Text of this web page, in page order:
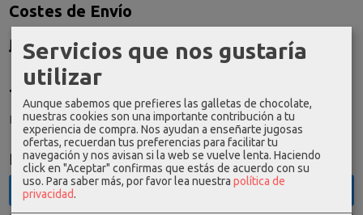
Costes de Envío
Consultar Destinos
Tu Carrito (0)
El carrito de la compra está vacío
Redes Sociales
Twitter
Servicios que nos gustaría
utilizar
Aunque sabemos que prefieres las galletas de chocolate,
nuestras cookies son una importante contribución a tu
experiencia de compra. Nos ayudan a enseñarte jugosas
ofertas, recuerdan tus preferencias para facilitar tu
navegación y nos avisan si la web se vuelve lenta. Haciendo
click en "Aceptar" confirmas que estás de acuerdo con su
uso. Para saber más, por favor lea nuestra política de
privacidad.